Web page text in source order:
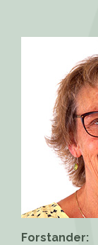
Forstander: